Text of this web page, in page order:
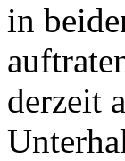
in
derzeit